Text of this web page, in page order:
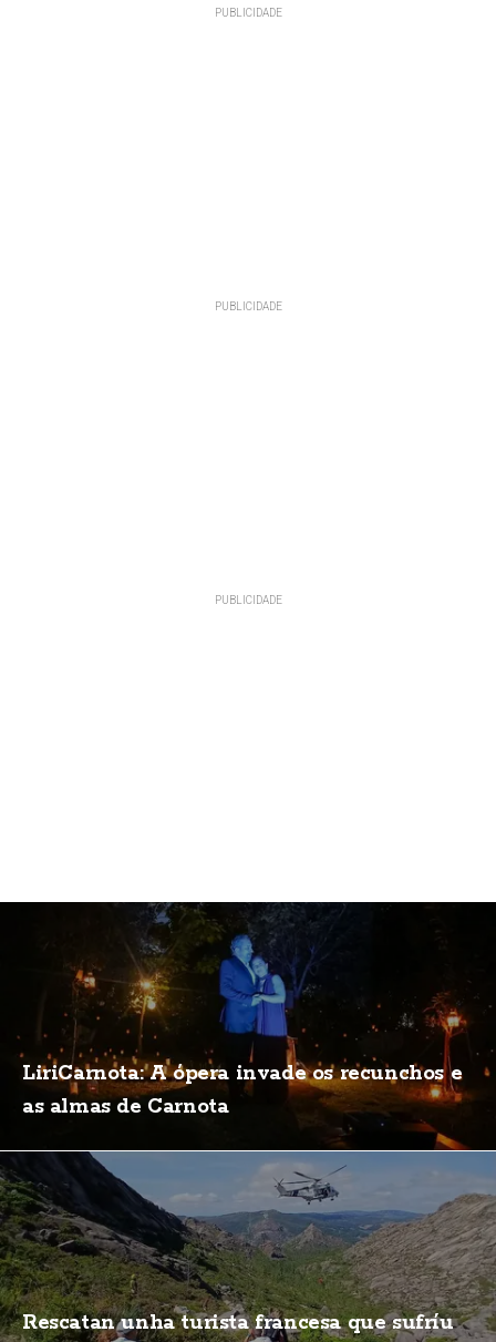
LiriCarnota: A ópera invade os recunchos e
as almas de Carnota
Rescatan unha turista francesa que sufríu